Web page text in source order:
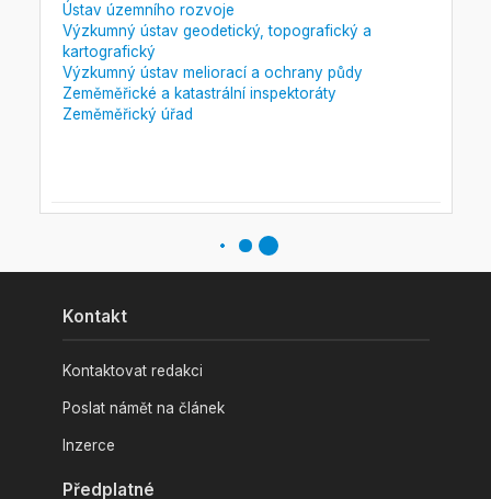
Ústav územního rozvoje
Výzkumný ústav geodetický, topografický a
kartografický
Výzkumný ústav meliorací a ochrany půdy
Zeměměřické a katastrální inspektoráty
Zeměměřický úřad
Kontakt
Kontaktovat redakci
Poslat námět na článek
Inzerce
Předplatné